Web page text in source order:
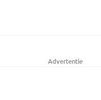
Advertentie